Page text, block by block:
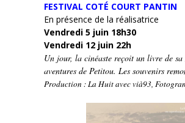
FESTIVAL COTÉ COURT PANTIN
En présence de la réalisatrice
Vendredi 5 juin 18h30
Vendredi 12 juin 22h
Un jour, la cinéaste reçoit un livre de sa
aventures de Petitou. Les souvenirs
Production : La Huit avec vià93,